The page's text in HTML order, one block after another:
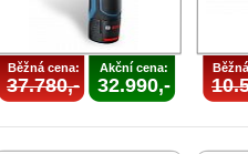
Běžná cena:
37.780,-
Akční cena:
32.990,-